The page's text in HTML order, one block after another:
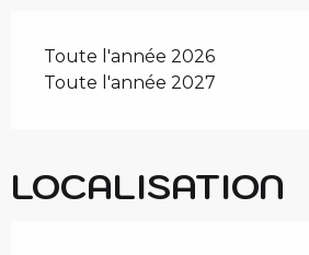
Toute l'année 2026
Toute l'année 2027
LOCALISATION